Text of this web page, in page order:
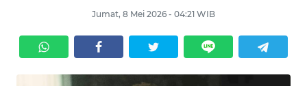
Jumat, 8 Mei 2026 - 04:21 WIB
EKUIN